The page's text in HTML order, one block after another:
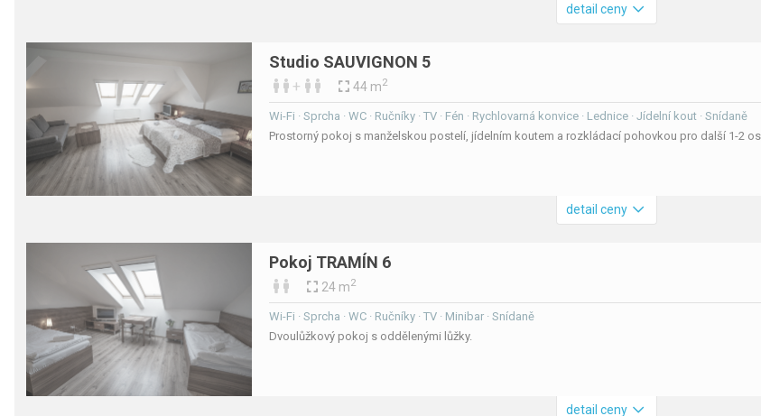
detail ceny
Studio SAUVIGNON 5
+ 44 m2
Wi-Fi · Sprcha · WC · Ručníky · TV · Fén · Rychlovarná konvice · Lednice · Jídelní kout · Snídaně
Prostorný pokoj s manželskou postelí, jídelním koutem a rozkládací pohovkou pro další 1-2
detail ceny
Pokoj TRAMÍN 6
24 m2
Wi-Fi · Sprcha · WC · Ručníky · TV · Minibar · Snídaně
Dvoulůžkový pokoj s oddělenými lůžky.
detail ceny